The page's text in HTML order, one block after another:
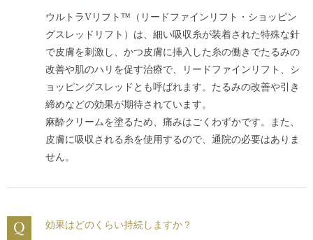
ウルトラVリフト™（リードファインリフト・ショッピン
グスレッドリフト）は、細い吸収糸が装着された特殊な針
で皮膚を刺激し、かつ皮膚に挿入した糸の働きでたるみの
改善や肌のハリを促す治療で、リードファインリフト、シ
ョッピングスレッドとも呼ばれます。たるみの改善や引き
締めなどの効果が期待されています。
麻酔クリームを塗るため、痛みはごくわずかです。また、
皮膚に吸収される糸を使用するので、通院の必要はありま
せん。
効果はどのくらい持続しますか？